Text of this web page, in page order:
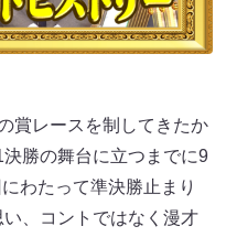
賞レースを制してきたか
勝の舞台に立つまでに9
わたって準決勝止まり
、コントではなく漫才